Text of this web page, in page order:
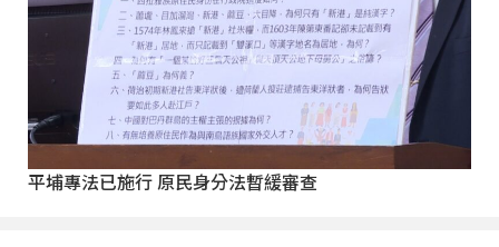
平埔專法已施行 原民身分法暫緩審查